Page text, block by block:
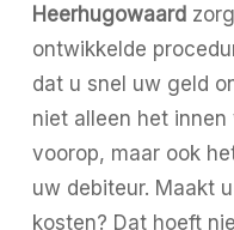
Heerhugowaard
ontwikkelde
dat u snel uw geld
niet alleen het
voorop, maar ook
uw debiteur. Maakt
kosten? Dat hoeft